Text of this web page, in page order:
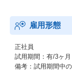
雇用形態
正社員
試用期間：有/3ヶ月
備考：試用期間中